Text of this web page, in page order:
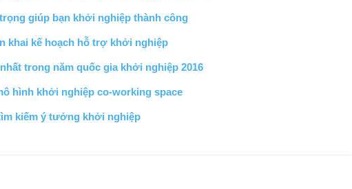
giúp bạn khởi nghiệp thành công
khai kế hoạch hỗ trợ khởi nghiệp
trong năm quốc gia khởi nghiệp 2016
hình khởi nghiệp co-working space
kiếm ý tưởng khởi nghiệp